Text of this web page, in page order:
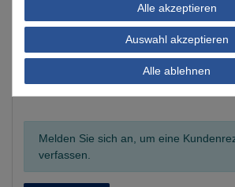
0
4
0
0
1
0
Melden Sie sich an, um eine
verfassen.
Alle akzeptieren
Auswahl akzeptieren
Alle ablehnen